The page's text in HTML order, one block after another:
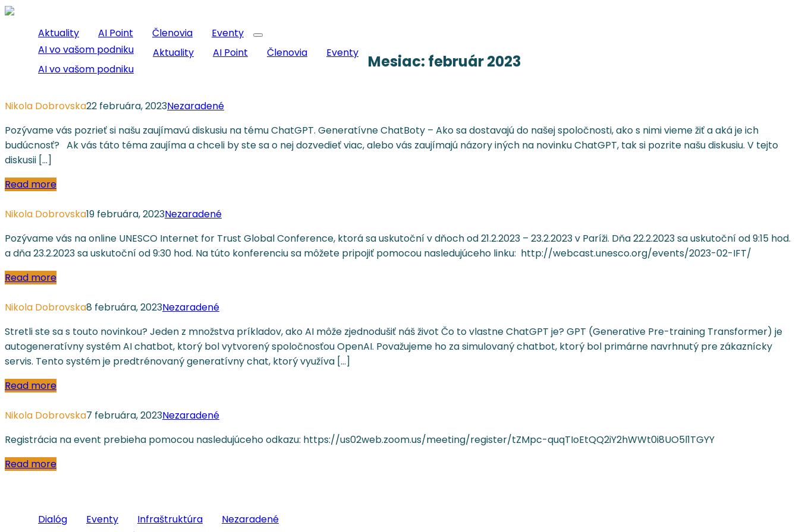
Aktuality AI Point Členovia
Eventy
AI vo vašom podniku
Aktuality AI Point Členovia
Eventy
AI vo vašom podniku
Mesiac: február 2023
Nikola Dobrovska22 februára, 2023Nezaradené
Pozývame vás pozrieť si našu zaujímavú diskusiu na tému ChatGPT. Generatívne ChatBoty – Ako sa dostavajú do našej spoločnosti, ako s nimi vieme žiť a aká je ich
budúcnosť? Ak vás táto téma zaujíma a chceli by ste sa o nej dozvedieť viac, alebo vás zaujímajú názory iných na novinku ChatGPT, tak si pozrite našu diskusiu. V tejto
diskusii […]
Read more
Nikola Dobrovska19 februára, 2023Nezaradené
Pozývame vás na online UNESCO Internet for Trust Global Conference, ktorá sa uskutoční v dňoch od 21.2.2023 – 23.2.2023 v Paríži. Dňa 22.2.2023 sa uskutoční od 9:15 hod.
a dňa 23.2.2023 sa uskutoční od 9:30 hod. Na túto konferenciu sa môžete pripojiť pomocou nasledujúceho linku: http://webcast.unesco.org/events/2023-02-IFT/
Read more
Nikola Dobrovska8 februára, 2023Nezaradené
Stretli ste sa s touto novinkou? Jeden z množstva príkladov, ako AI môže zjednodušiť náš život Čo to vlastne ChatGPT je? GPT (Generative Pre-training Transformer) je
autogeneratívny systém AI chatbot, ktorý bol vytvorený spoločnosťou OpenAI. Považujeme ho za simulovaný chatbot, ktorý bol primárne navrhnutý pre zákaznícky
servis. Tento systém je predtrénovaný generatívny chat, ktorý využíva […]
Read more
Nikola Dobrovska7 februára, 2023Nezaradené
Registrácia na event prebieha pomocou nasledujúceho odkazu: https://us02web.zoom.us/meeting/register/tZMpc-quqTIoEtQQ2iY2hWWt0i8UO5l1TGYY
Read more
Dialóg Eventy Infraštruktúra
Nezaradené